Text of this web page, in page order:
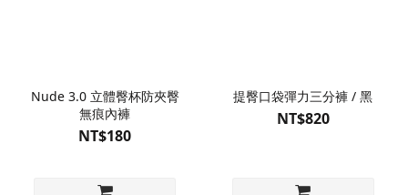
Nude 3.0 立體臀杯防夾臀
無痕內褲
NT$180
提臀口袋彈力三分褲 / 黑
NT$820